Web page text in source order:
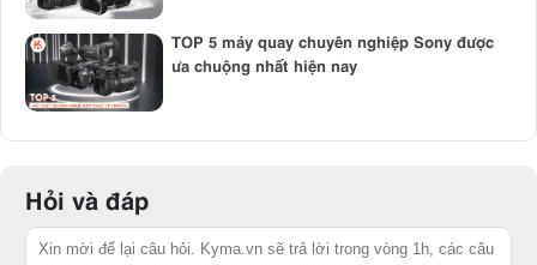
✅ Ưu điểm
Hình ảnh sắc nét, màu sắc chân thực, hỗ trợ quay 4K – 8K.
Lấy nét tự động Eye AF + Real-time Tracking cực kỳ chính xác.
Thiết kế gọn nhẹ, hệ sinh thái ống kính – phụ kiện phong phú.
TOP 5 máy quay chuyên nghiệp Sony được
ưa chuộng nhất hiện nay
Hỏi và đáp